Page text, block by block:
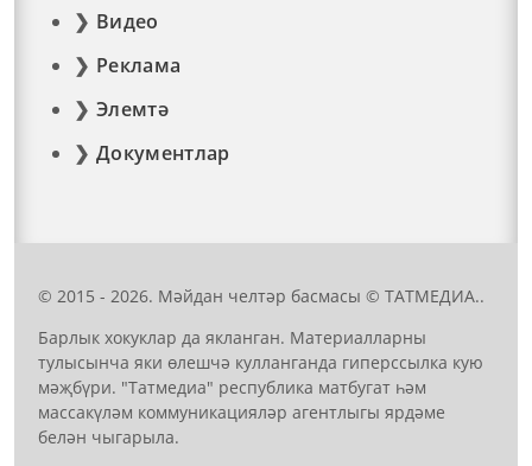
Видео
Реклама
Элемтә
Документлар
© 2015 - 2026. Мәйдан челтәр басмасы © ТАТМЕДИА..
Барлык хокуклар да якланган. Материалларны
тулысынча яки өлешчә кулланганда гиперссылка кую
мәҗбүри. "Татмедиа" республика матбугат һәм
массакүләм коммуникацияләр агентлыгы ярдәме
белән чыгарыла.